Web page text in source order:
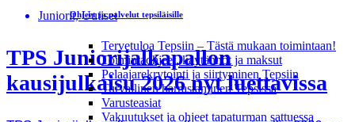
Ohjeet ja palvelut tepsiläisille
Tervetuloa Tepsiin – Tästä mukaan toimintaan!
Toimintaohjeet, käytännöt ja maksut
Pelaajarekrytointi ja siirtyminen Tepsiin
Turvallinen harrastaminen Tepsissä
Varusteasiat
Vakuutukset ja ohjeet tapaturman sattuessa
Juniorit, Uutiset
TPS Juniorijalkapallon
kausijulkaisu 2026 nyt luettavissa